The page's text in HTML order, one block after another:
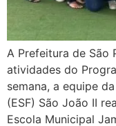
A Prefeitura de São
atividades do
semana, a equipe
(ESF) São João II
Escola Municipal